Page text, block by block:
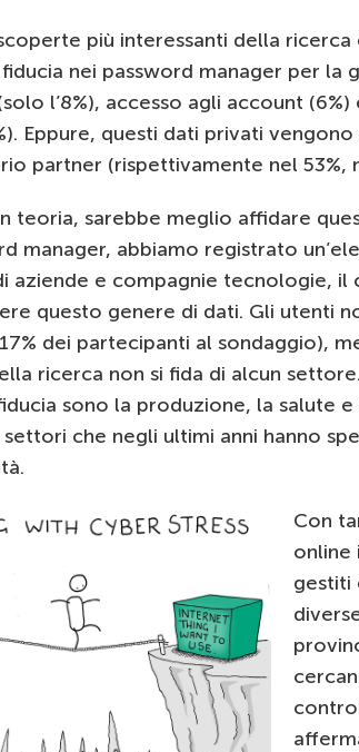
più interessanti della
nei password manager per la
l’8%), accesso agli account
Eppure, questi dati privati
partner (rispettivamente nel 53%,
teoria, sarebbe meglio affidare
manager, abbiamo registrato
aziende e compagnie tecnologie,
questo genere di dati. Gli utenti
dei partecipanti al sondaggio),
ricerca non si fida di alcun
sono la produzione, la salute e
che negli ultimi anni hanno
Con
online
gestiti